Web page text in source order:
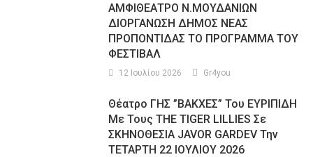
ΑΜΦΙΘΕΑΤΡΟ Ν.ΜΟΥΔΑΝΙΩΝ
ΔΙΟΡΓΑΝΩΣΗ ΔΗΜΟΣ ΝΕΑΣ
ΠΡΟΠΟΝΤΙΔΑΣ ΤΟ ΠΡΟΓΡΑΜΜΑ ΤΟΥ
ΦΕΣΤΙΒΑΛ
12 Ιουλίου 2026 Gr4you
Θέατρο ΓΗΣ ”ΒΑΚΧΕΣ” Του ΕΥΡΙΠΙΔΗ
Με Τους THE TIGER LILLIES Σε
ΣΚΗΝΟΘΕΣΙΑ JAVOR GARDEV Την
ΤΕΤΑΡΤΗ 22 ΙΟΥΛΙΟΥ 2026